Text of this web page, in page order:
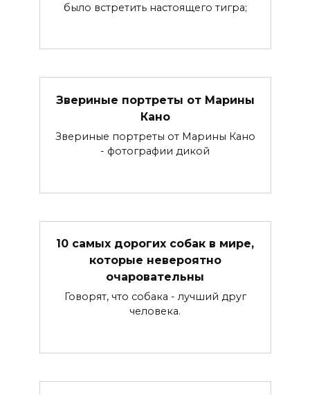
было встретить настоящего тигра;
Звериные портреты от Марины
Кано
Звериные портреты от Марины Кано
- фотографии дикой
10 самых дорогих собак в мире,
которые невероятно
очаровательны
Говорят, что собака - лучший друг
человека.